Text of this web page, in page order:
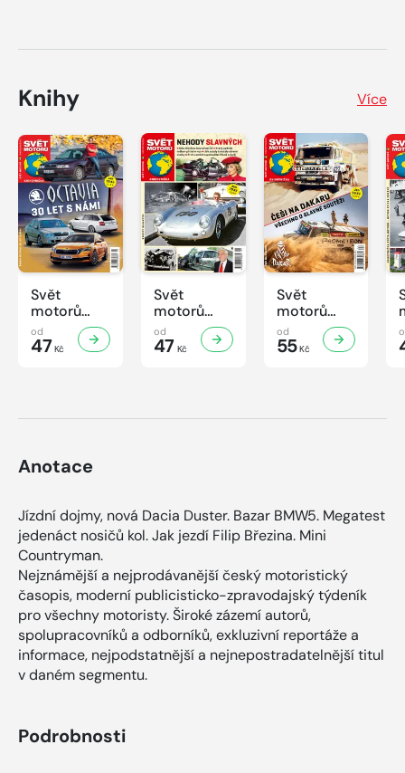
Knihy Více
Svět
motorů
Knihovnička
2/2026
od
47 Kč
Svět
motorů
Knihovnička
1/2026
od
47 Kč
Svět
motorů
Knihovnička
4/2025
od
55Kč
Anotace
Jízdní dojmy, nová Dacia Duster. Bazar BMW5. Megatest
jedenáct nosičů kol. Jak jezdí Filip Březina. Mini
Countryman.
Nejznámější a nejprodávanější český motoristický
časopis, moderní publicisticko-zpravodajský týdeník
pro všechny motoristy. Široké zázemí autorů,
spolupracovníků a odborníků, exkluzivní reportáže a
informace, nejpodstatnější a nejnepostradatelnější titul
v daném segmentu.
Podrobnosti